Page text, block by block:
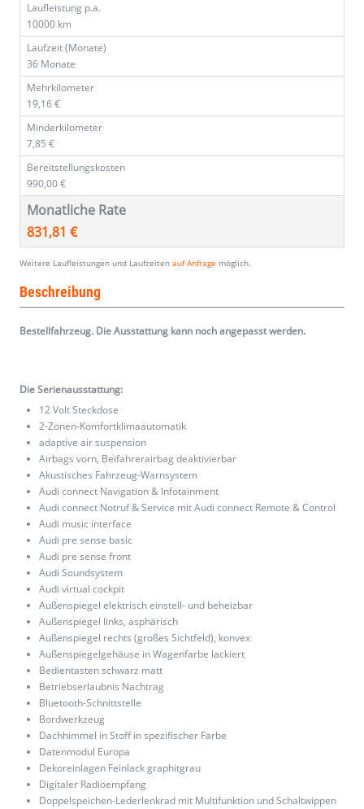
Laufleistung p.a.
10000 km
Laufzeit (Monate)
36 Monate
Mehrkilometer
19,16 €
Minderkilometer
7,85 €
Bereitstellungskosten
990,00 €
Monatliche Rate
831,81 €
Weitere Laufleistungen und Laufzeiten auf Anfrage möglich.
Beschreibung
Bestellfahrzeug. Die Ausstattung kann noch angepasst werden.
Die Serienausstattung:
12 Volt Steckdose
2-Zonen-Komfortklimaautomatik
adaptive air suspension
Airbags vorn, Beifahrerairbag deaktivierbar
Akustisches Fahrzeug-Warnsystem
Audi connect Navigation & Infotainment
Audi connect Notruf & Service mit Audi connect Remote & Control
Audi music interface
Audi pre sense basic
Audi pre sense front
Audi Soundsystem
Audi virtual cockpit
Außenspiegel elektrisch einstell- und beheizbar
Außenspiegel links, asphärisch
Außenspiegel rechts (großes Sichtfeld), konvex
Außenspiegelgehäuse in Wagenfarbe lackiert
Bedientasten schwarz matt
Betriebserlaubnis Nachtrag
Bluetooth-Schnittstelle
Bordwerkzeug
Dachhimmel in Stoff in spezifischer Farbe
Datenmodul Europa
Dekoreinlagen Feinlack graphitgrau
Digitaler Radioempfang
Doppelspeichen-Lederlenkrad mit Multifunktion und Schaltwippen